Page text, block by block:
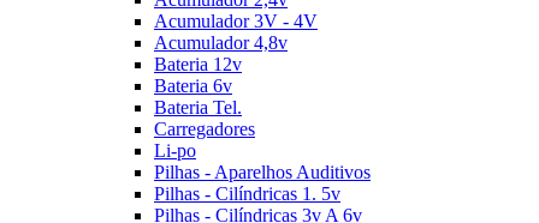
Acumulador 3V - 4V
Acumulador 4,8v
Bateria 12v
Bateria 6v
Bateria Tel.
Carregadores
Li-po
Pilhas - Aparelhos Auditivos
Pilhas - Cilíndricas 1. 5v
Pilhas - Cilíndricas 3v A 6v